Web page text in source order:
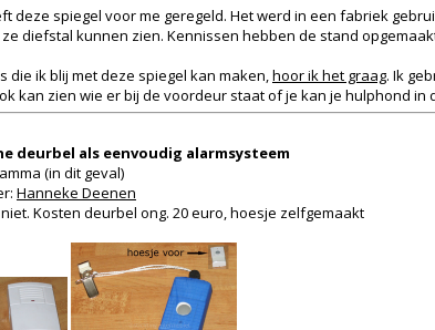
deze spiegel voor me geregeld. Het werd in een fabriek
diefstal kunnen zien. Kennissen hebben de stand
die ik blij met deze spiegel kan maken, hoor ik het graag. Ik
kan zien wie er bij de voordeur staat of je kan je hulphond in
deurbel als eenvoudig alarmsysteem
(in dit geval)
Hanneke Deenen
Kosten deurbel ong. 20 euro, hoesje zelfgemaakt